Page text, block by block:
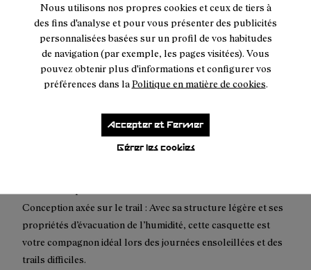
Nous utilisons nos propres cookies et ceux de tiers à
des fins d'analyse et pour vous présenter des publicités
personnalisées basées sur un profil de vos habitudes
de navigation (par exemple, les pages visitées). Vous
pouvez obtenir plus d'informations et configurer vos
préférences dans laPolitique en matière de cookies.
Gérer les cookies
Accepter et Fermer
des côtés qui augmentent la respirabilité et un meilleur effet
de refroidissement.
Matériau hautes performances : Fabriquée en polyester
recyclé, cette casquette est la combinaison parfaite entre
éléments, tandis que le spandex assure un ajustement
confortable et adéquat.
Conception axée sur le trail : Avec sa structure légère et ses
propriétés d’évacuation de l’humidité, cette casquette est
votre compagnon idéal lors des journées ensoleillées et des
trails difficiles.